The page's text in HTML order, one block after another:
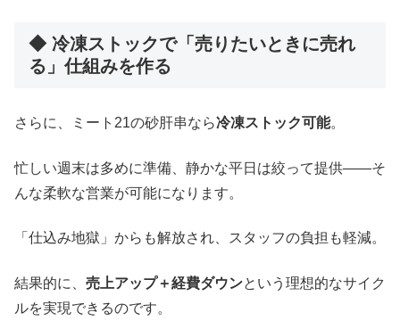
◆ 冷凍ストックで「売りたいときに売れ
る」仕組みを作る
さらに、ミート21の砂肝串なら冷凍ストック可能。
忙しい週末は多めに準備、静かな平日は絞って提供――そ
んな柔軟な営業が可能になります。
「仕込み地獄」からも解放され、スタッフの負担も軽減。
結果的に、 売上アップ＋経費ダウンという理想的なサイク
ルを実現できるのです。